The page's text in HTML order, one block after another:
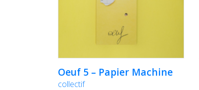
Oeuf 5 – Papier Machine
collectif